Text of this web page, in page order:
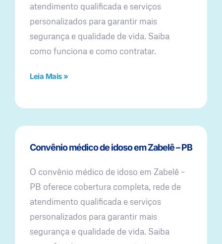
atendimento qualificada e serviços
personalizados para garantir mais
segurança e qualidade de vida. Saiba
como funciona e como contratar.
Leia Mais »
Convênio médico de idoso em Zabelê – PB
O convênio médico de idoso em Zabelê –
PB oferece cobertura completa, rede de
atendimento qualificada e serviços
personalizados para garantir mais
segurança e qualidade de vida. Saiba